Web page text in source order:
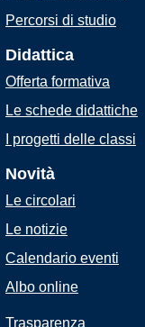
Percorsi di studio
Didattica
Offerta formativa
Le schede didattiche
I progetti delle classi
Novità
Le circolari
Le notizie
Calendario eventi
Albo online
Trasparenza